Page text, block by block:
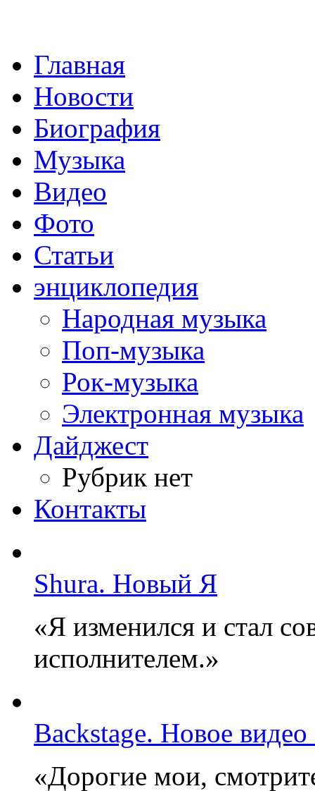
Главная
Новости
Биография
Музыка
Видео
Фото
Статьи
энциклопедия
Народная музыка
Поп-музыка
Рок-музыка
Электронная музыка
Дайджест
Рубрик нет
Контакты
Shura. Новый Я
«Я изменился и стал
исполнителем.»
Backstage. Новое
«Дорогие мои,